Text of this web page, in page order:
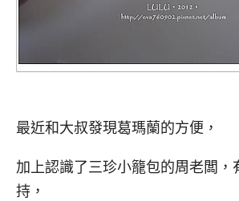
最近和大叔發現葛瑪蘭的方便，
加上認識了三珍小籠包的周老闆，
持，